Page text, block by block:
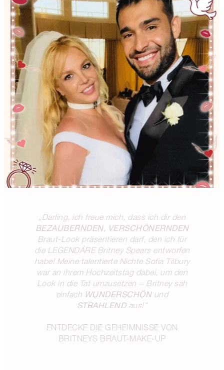
„Darling, ich freue mich, dass ich dir den
BEZAUBERNDEN, VERSCHÖNERNDEN
Braut-Look präsentieren darf, den ich für
die LEGENDÄRE Britney Spears entworfen
habe! Meine talentierte Nichte Sofia Tilbury
war an ihrem Hochzeitstag dabei, um den
Look in die Tat umzusetzen − Britney sah
einfach WUNDERSCHÖNund
STRAHLENDaus!”
ENTDECKE DIE GEHEIMNISSE VON
BRITNEYS BRAUT-MAKE-UP